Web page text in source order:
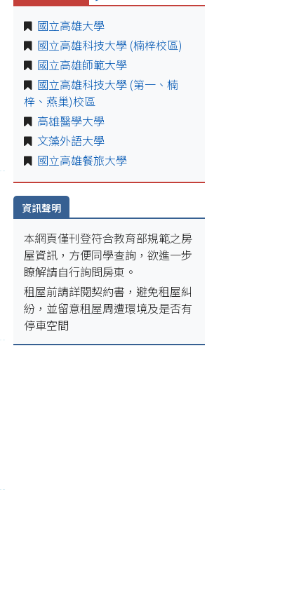
國立高雄大學
國立高雄科技大學 (楠梓校區)
國立高雄師範大學
國立高雄科技大學 (第一、楠
梓、燕巢)校區
高雄醫學大學
文藻外語大學
國立高雄餐旅大學
資訊聲明
本網頁僅刊登符合教育部規範之房
屋資訊，方便同學查詢，欲進一步
瞭解請自行詢問房東。
租屋前請詳閱契約書，避免租屋糾
紛，並留意租屋周遭環境及是否有
停車空間